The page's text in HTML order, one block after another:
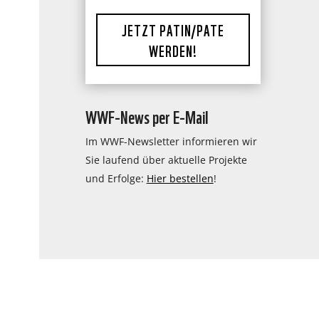
JETZT PATIN/PATE
WERDEN!
WWF-News per E-Mail
Im WWF-Newsletter informieren wir
Sie laufend über aktuelle Projekte
und Erfolge: Hier bestellen!